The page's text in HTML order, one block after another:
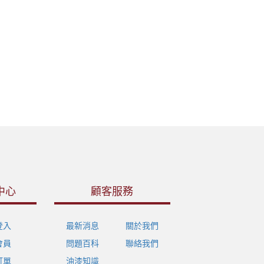
心
入
員
單
顧客服務
最新消息
問題百科
油漆知識
關於我們
聯絡我們